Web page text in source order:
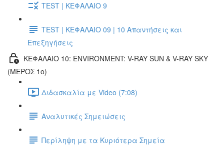
TEST | ΚΕΦΑΛΑΙΟ 9
TEST | ΚΕΦΑΛΑΙΟ 09 | 10 Απαντήσεις και
Επεξηγήσεις
ΚΕΦΑΛΑΙΟ 10: ENVIRONMENT: V-RAY SUN & V-RAY SKY
(ΜΕΡΟΣ 1ο)
Διδασκαλία με Video (7:08)
Αναλυτικές Σημειώσεις
Περίληψη με τα Κυριότερα Σημεία